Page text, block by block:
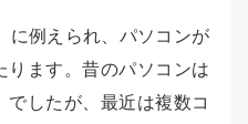
に例えられ、パソコンが
ります。昔のパソコンは
でしたが、最近は複数コ